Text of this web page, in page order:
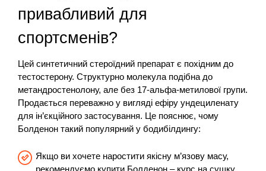
привабливий для
спортсменів?
Цей синтетичний стероїдний препарат є похідним до
тестостерону. Структурно молекула подібна до
метандростенолону, але без 17-альфа-метилової групи.
Продається переважно у вигляді ефіру ундециленату
для ін’єкційного застосування. Це пояснює, чому
Болденон такий популярний у бодибілдингу:
Якщо ви хочете наростити якісну м’язову масу,
рекомендуємо купити Болденон – курс на сушку